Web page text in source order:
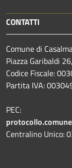
CONTATTI
Comune di
Piazza Garibaldi
Codice Fiscale:
Partita IVA:
PEC:
Centralino Unico: